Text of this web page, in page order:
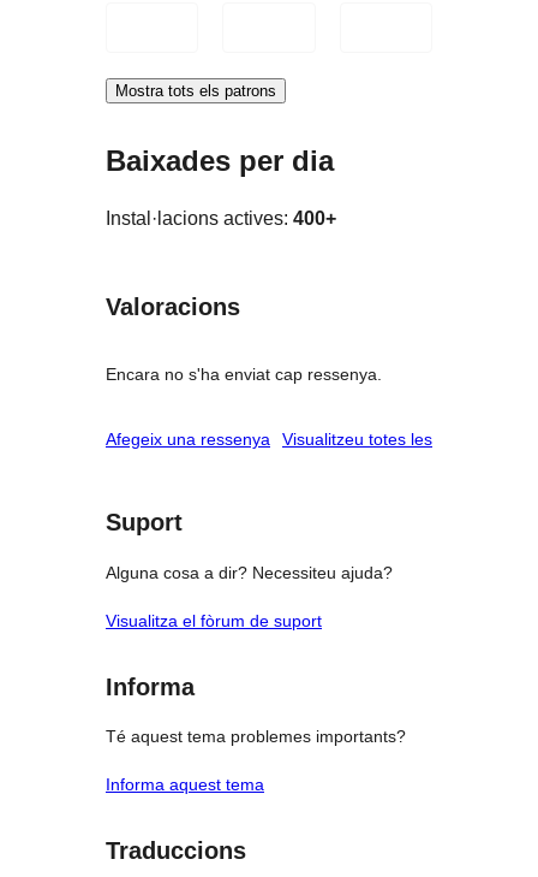
Mostra tots els patrons
Baixades per dia
Instal·lacions actives: 400+
Valoracions
Encara no s'ha enviat cap ressenya.
Afegeix una ressenya Visualitzeu totes lesressenyes
Suport
Alguna cosa a dir? Necessiteu ajuda?
Visualitza el fòrum de suport
Informa
Té aquest tema problemes importants?
Informa aquest tema
Traduccions